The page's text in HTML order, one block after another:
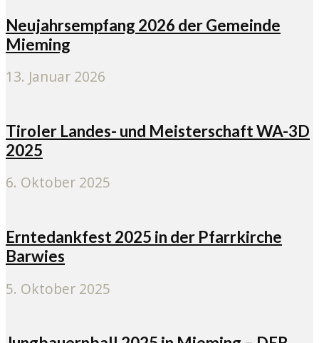
Neujahrsempfang 2026 der Gemeinde
Mieming
13. Januar 2026
Tiroler Landes- und Meisterschaft WA-3D
2025
6. Oktober 2025
Erntedankfest 2025 in der Pfarrkirche
Barwies
5. Oktober 2025